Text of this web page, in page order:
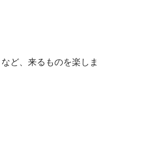
ど、来るものを楽しま